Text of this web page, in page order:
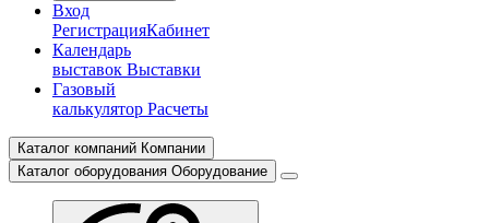
Вход
РегистрацияКабинет
Календарь
выставок Выставки
Газовый
калькулятор Расчеты
Каталог компаний Компании
Каталог оборудования Оборудование